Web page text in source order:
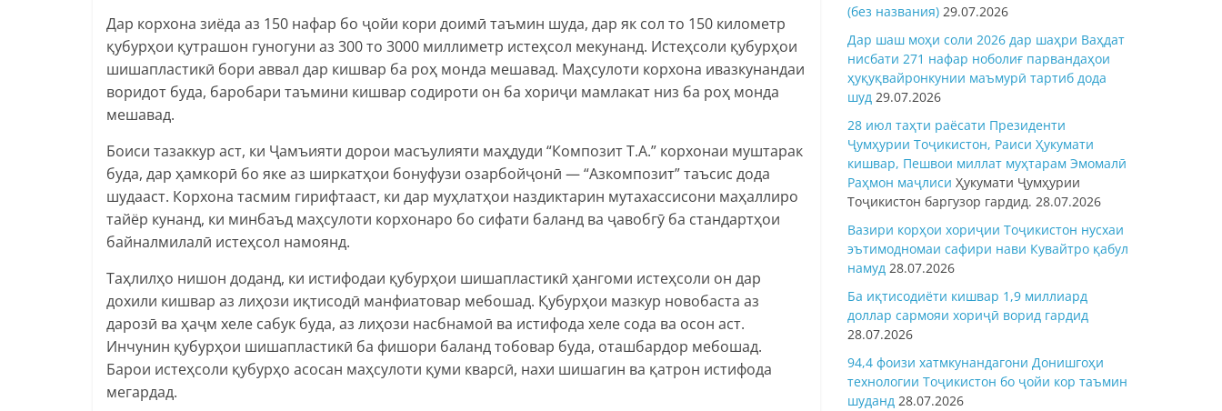
Дар корхона зиёда аз 150 нафар бо ҷойи кори доимӣ таъмин шуда, дар як сол то 150 километр
қубурҳои қутрашон гуногуни аз 300 то 3000 миллиметр истеҳсол мекунанд. Истеҳсоли қубурҳои
шишапластикӣ бори аввал дар кишвар ба роҳ монда мешавад. Маҳсулоти корхона ивазкунандаи
воридот буда, баробари таъмини кишвар содироти он ба хориҷи мамлакат низ ба роҳ монда
мешавад.
Боиси тазаккур аст, ки Ҷамъияти дорои масъулияти маҳдуди “Композит Т.А.” корхонаи муштарак
буда, дар ҳамкорӣ бо яке аз ширкатҳои бонуфузи озарбойҷонӣ — “Азкомпозит” таъсис дода
шудааст. Корхона тасмим гирифтааст, ки дар муҳлатҳои наздиктарин мутахассисони маҳаллиро
тайёр кунанд, ки минбаъд маҳсулоти корхонаро бо сифати баланд ва ҷавобгӯ ба стандартҳои
байналмилалӣ истеҳсол намоянд.
Таҳлилҳо нишон доданд, ки истифодаи қубурҳои шишапластикӣ ҳангоми истеҳсоли он дар
дохили кишвар аз лиҳози иқтисодӣ манфиатовар мебошад. Қубурҳои мазкур новобаста аз
дарозӣ ва ҳаҷм хеле сабук буда, аз лиҳози насбнамоӣ ва истифода хеле сода ва осон аст.
Инчунин қубурҳои шишапластикӣ ба фишори баланд тобовар буда, оташбардор мебошад.
Барои истеҳсоли қубурҳо асосан маҳсулоти қуми кварсӣ, нахи шишагин ва қатрон истифода
мегардад.
(без названия) 29.07.2026
Дар шаш моҳи соли 2026 дар шаҳри Ваҳдат
нисбати 271 нафар ноболиғ парвандаҳои
ҳуқуқвайронкунии маъмурӣ тартиб дода
шуд 29.07.2026
28 июл таҳти раёсати Президенти
Ҷумҳурии Тоҷикистон, Раиси Ҳукумати
кишвар, Пешвои миллат муҳтарам Эмомалӣ
Раҳмон маҷлиси Ҳукумати Ҷумҳурии
Тоҷикистон баргузор гардид. 28.07.2026
Вазири корҳои хориҷии Тоҷикистон нусхаи
эътимодномаи сафири нави Кувайтро қабул
намуд 28.07.2026
Ба иқтисодиёти кишвар 1,9 миллиард
доллар сармояи хориҷӣ ворид гардид
28.07.2026
94,4 фоизи хатмкунандагони Донишгоҳи
технологии Тоҷикистон бо ҷойи кор таъмин
шуданд 28.07.2026